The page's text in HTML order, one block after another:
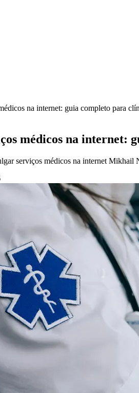
na internet: guia completo para
médicos na internet:
serviços médicos na internet Mikhail